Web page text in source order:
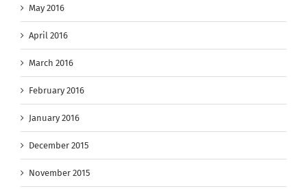
May 2016
April 2016
March 2016
February 2016
January 2016
December 2015
November 2015